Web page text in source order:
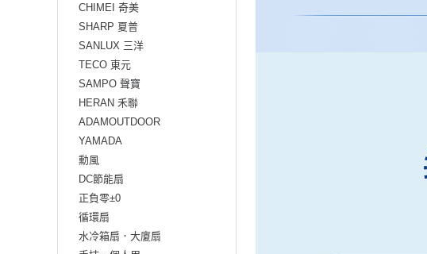
CHIMEI 奇美
SHARP 夏普
SANLUX 三洋
TECO 東元
SAMPO 聲寶
HERAN 禾聯
ADAMOUTDOOR
YAMADA
勳風
DC節能扇
正負零±0
循環扇
水冷箱扇．大廈扇